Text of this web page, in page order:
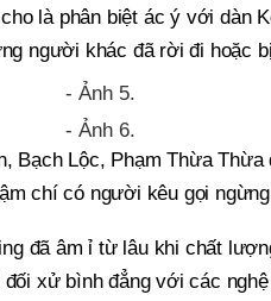
là phân biệt ác ý với dàn
người khác đã rời đi hoặc
Bạch Lộc, Phạm Thừa
chí có người kêu gọi
đã âm ỉ từ lâu khi chất
xử bình đẳng với các